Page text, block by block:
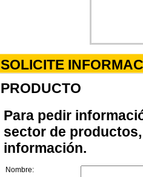
SOLICITE
PRODUCTO
Para pedir
sector de
información.
Nombre: